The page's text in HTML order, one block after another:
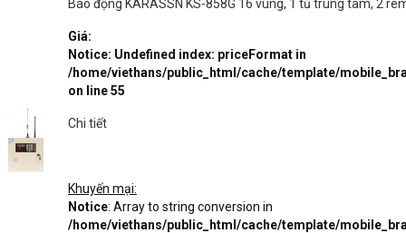
Báo động KARASSN KS-858G 16 vùng, 1 tủ trung tâm, 2
Giá:
Notice: Undefined index: priceFormat in
/home/viethans/public_html/cache/template/
on line55
Chi tiết
Khuyến mại:
Notice: Array to string conversion in
/home/viethans/public_html/cache/template/